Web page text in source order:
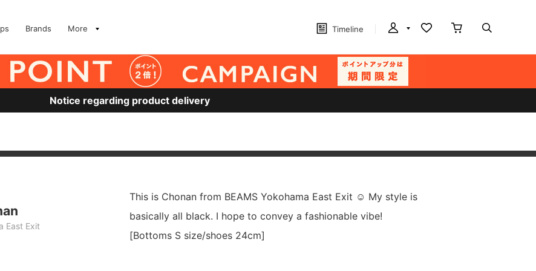
Brands More Timeline
Notice regarding product delivery
East Exit
This is Chonan from BEAMS Yokohama East Exit ☺︎ My style is
basically all black. I hope to convey a fashionable vibe!
[Bottoms S size/shoes 24cm]